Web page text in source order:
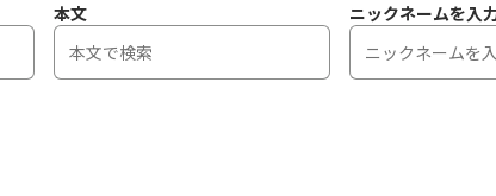
本文 ニックネームを入